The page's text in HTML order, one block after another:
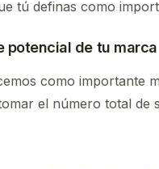
tú definas como
potencial de tu marca
como importante
el número total de